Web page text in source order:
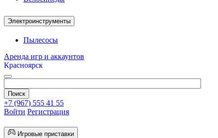
Электроинструменты
Пылесосы
Аренда игр и аккаунтов
Красноярск
+7 (967) 555 41 55
Войти Регистрация
Игровые приставки